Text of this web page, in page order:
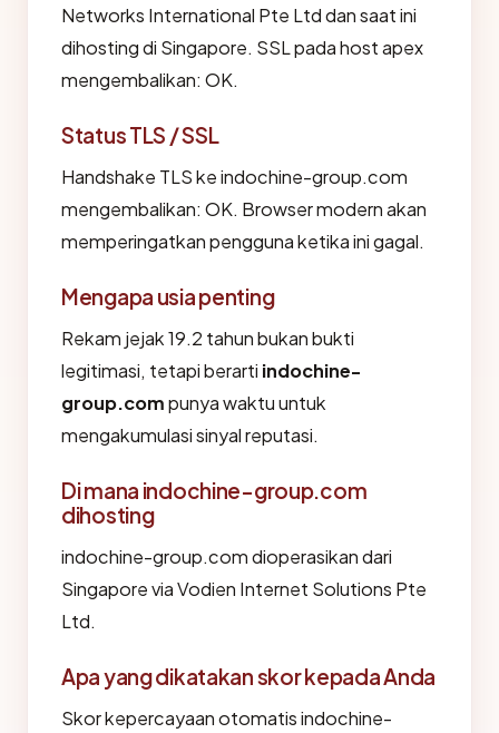
Networks International Pte Ltd dan saat ini
dihosting di Singapore. SSL pada host apex
mengembalikan: OK.
Status TLS / SSL
Handshake TLS ke indochine-group.com
mengembalikan: OK. Browser modern akan
memperingatkan pengguna ketika ini gagal.
Mengapa usia penting
Rekam jejak 19.2 tahun bukan bukti
legitimasi, tetapi berarti indochine-
group.compunya waktu untuk
mengakumulasi sinyal reputasi.
Di mana indochine-group.com
dihosting
indochine-group.com dioperasikan dari
Singapore via Vodien Internet Solutions Pte
Ltd.
Apa yang dikatakan skor kepada Anda
Skor kepercayaan otomatis indochine-